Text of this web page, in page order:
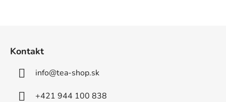
Kontakt
info@tea-shop.sk
+421 944 100 838